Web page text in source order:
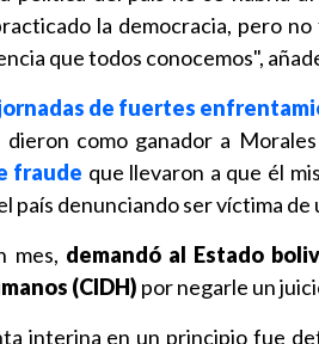
la democracia, pero
que todos conocemos",
de fuertes
dieron como ganador a
fraude que llevaron a que él
país denunciando ser víctima de
mes, demandó al Estado
(CIDH) por negarle un
interina en un principio fue